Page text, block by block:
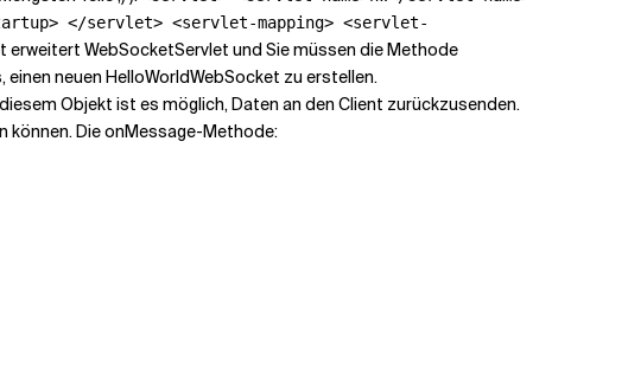
</servlet> <servlet-mapping> <servlet-
erweitert WebSocketServlet und Sie müssen die Methode
neuen HelloWorldWebSocket zu erstellen.
Objekt ist es möglich, Daten an den Client zurückzusenden.
können. Die onMessage-Methode: